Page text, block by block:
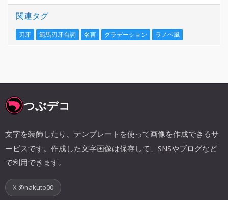
関連タグ
刃牙 範馬刃牙台詞 名言 グラデーション ラノベ風
つぶデコ
文字を装飾したり、テンプレートを使って画像を作成できるサ
ービスです。作成した文字画像は保存して、SNSやブログなど
で利用できます。
X @hakuto00